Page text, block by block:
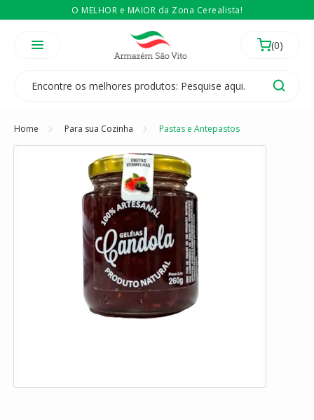
O MELHOR e MAIOR da Zona Cerealista!
Temos 3 lojas físicas na Zona Cerealista de São Paulo!
É revendedor? EntãoCompre no atacado
Home Para sua Cozinha Pastas e Antepastos